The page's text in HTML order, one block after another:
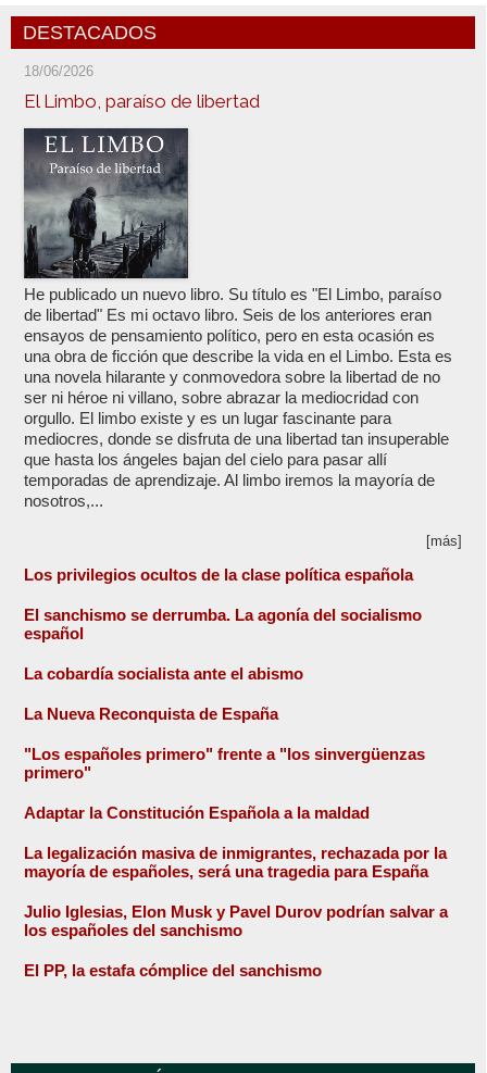
DESTACADOS
18/06/2026
El Limbo, paraíso de libertad
He publicado un nuevo libro. Su título es "El Limbo, paraíso
de libertad" Es mi octavo libro. Seis de los anteriores eran
ensayos de pensamiento político, pero en esta ocasión es
una obra de ficción que describe la vida en el Limbo. Esta es
una novela hilarante y conmovedora sobre la libertad de no
ser ni héroe ni villano, sobre abrazar la mediocridad con
orgullo. El limbo existe y es un lugar fascinante para
mediocres, donde se disfruta de una libertad tan insuperable
que hasta los ángeles bajan del cielo para pasar allí
temporadas de aprendizaje. Al limbo iremos la mayoría de
nosotros,...
[más]
Los privilegios ocultos de la clase política española
El sanchismo se derrumba. La agonía del socialismo
español
La cobardía socialista ante el abismo
La Nueva Reconquista de España
"Los españoles primero" frente a "los sinvergüenzas
primero"
Adaptar la Constitución Española a la maldad
La legalización masiva de inmigrantes, rechazada por la
mayoría de españoles, será una tragedia para España
Julio Iglesias, Elon Musk y Pavel Durov podrían salvar a
los españoles del sanchismo
El PP, la estafa cómplice del sanchismo